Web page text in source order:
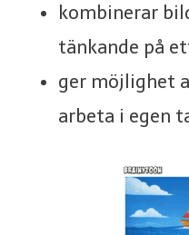
kombinerar
tänkande på
ger möjlighet
arbeta i egen